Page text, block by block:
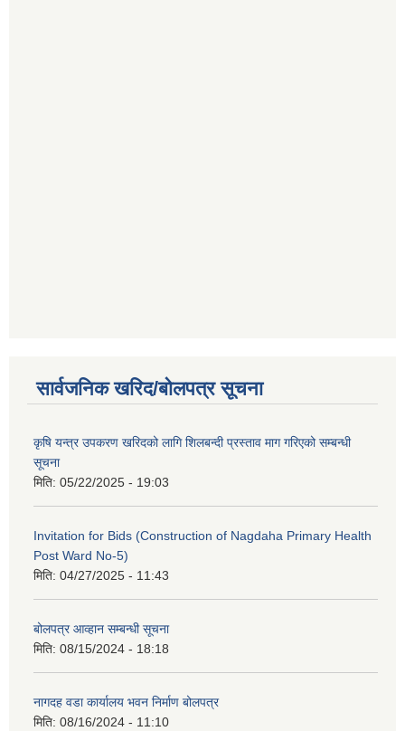
सार्वजनिक खरिद/बोलपत्र सूचना
कृषि यन्त्र उपकरण खरिदको लागि शिलबन्दी प्रस्ताव माग गरिएको सम्बन्धी
सूचना
मिति: 05/22/2025 - 19:03
Invitation for Bids (Construction of Nagdaha Primary Health
Post Ward No-5)
मिति: 04/27/2025 - 11:43
बोलपत्र आव्हान सम्बन्धी सूचना
मिति: 08/15/2024 - 18:18
नागदह वडा कार्यालय भवन निर्माण बोलपत्र
मिति: 08/16/2024 - 11:10